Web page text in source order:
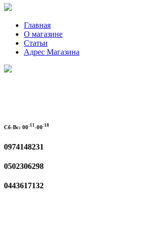
Главная
О магазине
Статьи
Адрес Магазина
Сб-Вс: 00:11 -00:18
0974148231
0502306298
0443617132